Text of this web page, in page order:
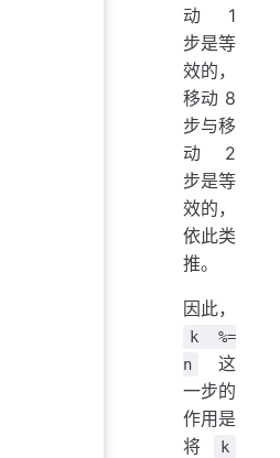
动 1
步是等
效的，
移动 8
步与移
动 2
步是等
效的，
依此类
推。
因此，
k %=
n
这
一步的
作用是
将
k